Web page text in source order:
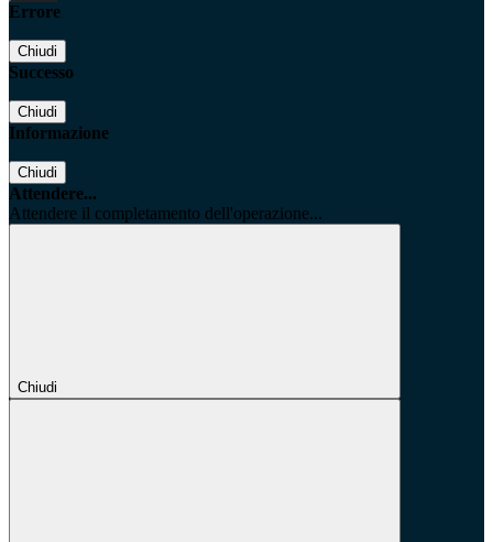
Errore
Chiudi
Successo
Chiudi
Informazione
Chiudi
Attendere...
Attendere il completamento dell'operazione...
Chiudi